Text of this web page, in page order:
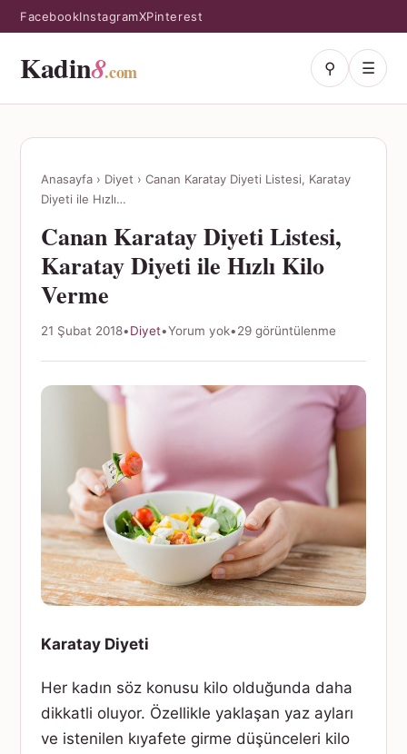
FacebookInstagramXPinterest
Kadin8.com ⚲ ☰
Anasayfa › Diyet › Canan Karatay Diyeti Listesi, Karatay
Diyeti ile Hızlı…
Canan Karatay Diyeti Listesi,
Karatay Diyeti ile Hızlı Kilo
Verme
21 Şubat 2018•Diyet•Yorum yok•29 görüntülenme
Karatay Diyeti
Her kadın söz konusu kilo olduğunda daha
dikkatli oluyor. Özellikle yaklaşan yaz ayları
ve istenilen kıyafete girme düşünceleri kilo